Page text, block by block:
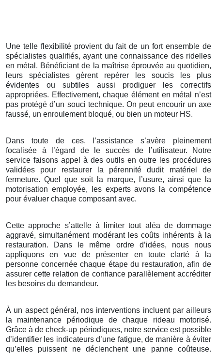
Une telle flexibilité provient du fait de un fort ensemble de
spécialistes qualifiés, ayant une connaissance des ridelles
en métal. Bénéficiant de la maîtrise éprouvée au quotidien,
leurs spécialistes gèrent repérer les soucis les plus
évidentes ou subtiles aussi prodiguer les correctifs
appropriées. Effectivement, chaque élément en métal n’est
pas protégé d’un souci technique. On peut encourir un axe
faussé, un enroulement bloqué, ou bien un moteur HS.
Dans toute de ces, l’assistance s’avère pleinement
focalisée à l’égard de le succès de l’utilisateur. Notre
service faisons appel à des outils en outre les procédures
validées pour restaurer la pérennité dudit matériel de
fermeture. Quel que soit la marque, l’usure, ainsi que la
motorisation employée, les experts avons la compétence
pour évaluer chaque composant avec.
Cette approche s’attelle à limiter tout aléa de dommage
aggravé, simultanément modérant les coûts inhérents à la
restauration. Dans le même ordre d’idées, nous nous
appliquons en vue de présenter en toute clarté à la
personne concernée chaque étape du restauration, afin de
assurer cette relation de confiance parallèlement accréditer
les besoins du demandeur.
À un aspect général, nos interventions incluent par ailleurs
la maintenance périodique de chaque rideau motorisé.
Grâce à de check-up périodiques, notre service est possible
d’identifier les indicateurs d’une fatigue, de manière à éviter
qu’elles puissent ne déclenchent une panne coûteuse.